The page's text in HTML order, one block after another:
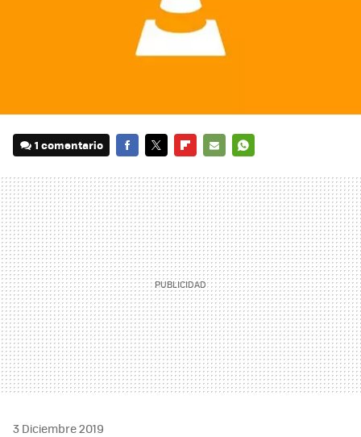
1 comentario
MAIL
3 Diciembre 2019